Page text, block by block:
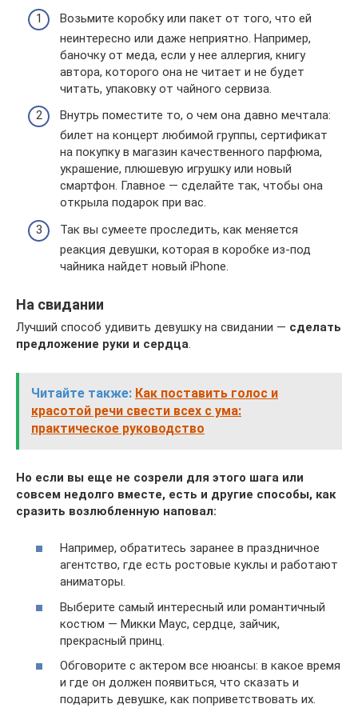
Возьмите коробку или пакет от того, что ей
неинтересно или даже неприятно. Например,
баночку от меда, если у нее аллергия, книгу
автора, которого она не читает и не будет
читать, упаковку от чайного сервиза.
Внутрь поместите то, о чем она давно мечтала:
билет на концерт любимой группы, сертификат
на покупку в магазин качественного парфюма,
украшение, плюшевую игрушку или новый
смартфон. Главное — сделайте так, чтобы она
открыла подарок при вас.
Так вы сумеете проследить, как меняется
реакция девушки, которая в коробке из-под
чайника найдет новый iPhone.
На свидании
Лучший способ удивить девушку на свидании — сделать
предложение руки и сердца
Читайте также: Как поставить голос и
красотой речи свести всех с ума:
практическое руководство
Но если вы еще не созрели для этого шага или
совсем недолго вместе, есть и другие способы, как
сразить возлюбленную наповал:
Например, обратитесь заранее в праздничное
агентство, где есть ростовые куклы и работают
аниматоры.
Выберите самый интересный или романтичный
костюм — Микки Маус, сердце, зайчик,
прекрасный принц.
Обговорите с актером все нюансы: в какое время
и где он должен появиться, что сказать и
подарить девушке, как поприветствовать их.